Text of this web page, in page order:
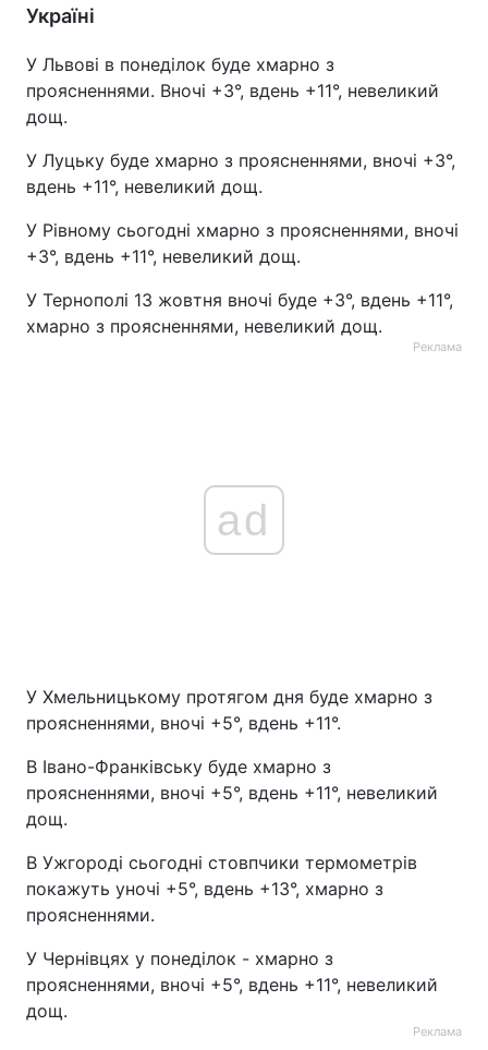
Україні
У Львові в понеділок буде хмарно з
проясненнями. Вночі +3°, вдень +11°, невеликий
дощ.
У Луцьку буде хмарно з проясненнями, вночі +3°,
вдень +11°, невеликий дощ.
У Рівному сьогодні хмарно з проясненнями, вночі
+3°, вдень +11°, невеликий дощ.
У Тернополі 13 жовтня вночі буде +3°, вдень +11°,
хмарно з проясненнями, невеликий дощ.
Реклама
ad
У Хмельницькому протягом дня буде хмарно з
проясненнями, вночі +5°, вдень +11°.
В Івано-Франківську буде хмарно з
проясненнями, вночі +5°, вдень +11°, невеликий
дощ.
В Ужгороді сьогодні стовпчики термометрів
покажуть уночі +5°, вдень +13°, хмарно з
проясненнями.
У Чернівцях у понеділок - хмарно з
проясненнями, вночі +5°, вдень +11°, невеликий
дощ.
Реклама